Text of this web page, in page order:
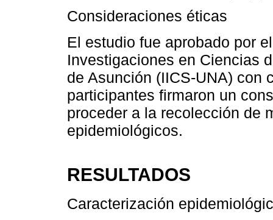
Consideraciones éticas
El estudio fue aprobado por
Investigaciones en Ciencias
de Asunción (IICS-UNA) con
participantes firmaron un
proceder a la recolección de
epidemiológicos.
RESULTADOS
Caracterización